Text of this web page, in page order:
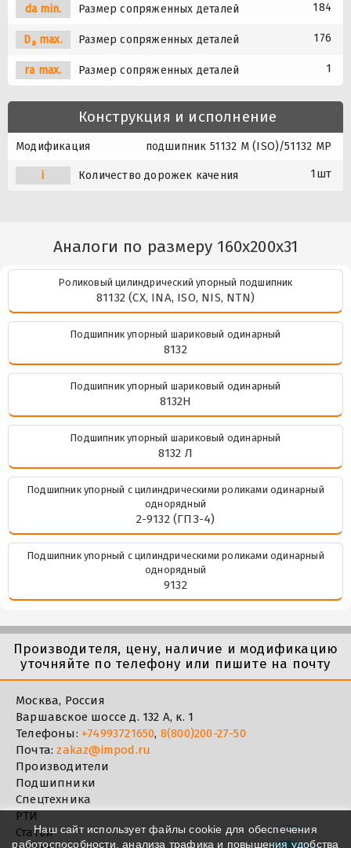
da min. Размер сопряженных деталей 184
Damax. Размер сопряженных деталей 176
ra max. Размер сопряженных деталей 1
Конструкция и исполнение
Модификация подшипник 51132 M (ISO)/51132 MP
i Количество дорожек качения 1шт
Аналоги по размеру 160x200x31
Роликовый цилиндрический упорный подшипник
81132 (CX, INA, ISO, NIS, NTN)
Подшипник упорный шариковый одинарный
8132
Подшипник упорный шариковый одинарный
8132Н
Подшипник упорный шариковый одинарный
8132 Л
Подшипник упорный с цилиндрическими роликами одинарный
однорядный
2-9132 (ГПЗ-4)
Подшипник упорный с цилиндрическими роликами одинарный
однорядный
9132
Производителя, цену, наличие и модификацию
уточняйте по телефону или пишите на почту
Москва, Россия
Варшавское шоссе д. 132 А, к. 1
Телефоны: +74993721650, 8(800)200-27-50
Почта:zakaz@impod.ru
Производители
Подшипники
Спецтехника
РТИ
СтатьиНаш сайт использует файлы cookie для обеспечения
работоспособности, анализа трафика и повышения удобства